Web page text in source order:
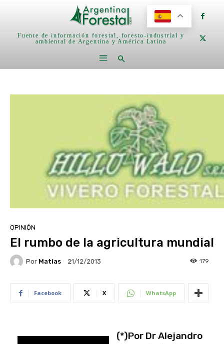
Fuente de información forestal, foresto-industrial y
ambiental de Argentina y América Latina
OPINIÓN
El rumbo de la agricultura mundial
Por Matias 21/12/2013 179
Facebook X WhatsApp
(*)Por Dr Alejandro